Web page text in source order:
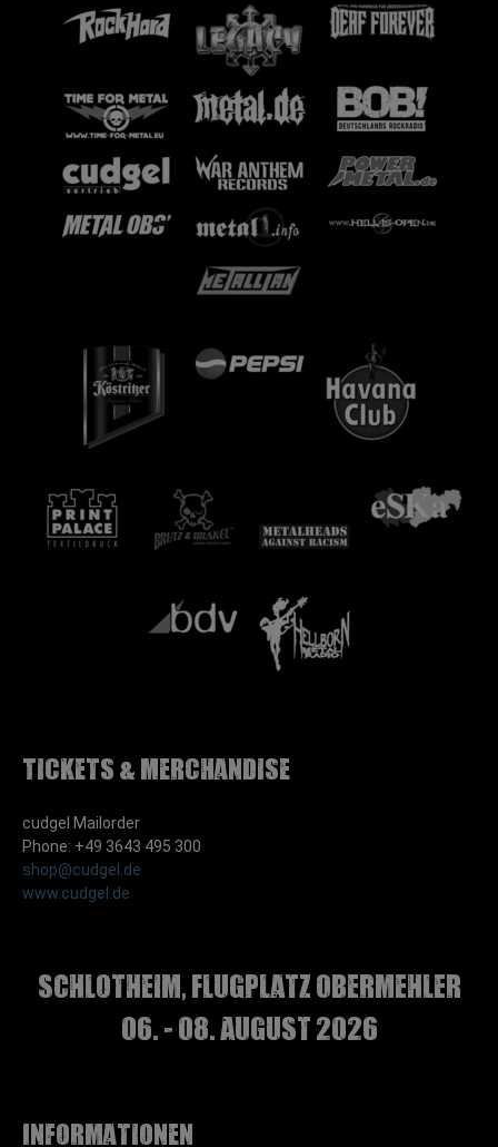
Tickets & Merchandise
cudgel Mailorder
Phone: +49 3643 495 300
shop@cudgel.de
www.cudgel.de
Schlotheim, Flugplatz Obermehler
06. - 08. August 2026
Informationen